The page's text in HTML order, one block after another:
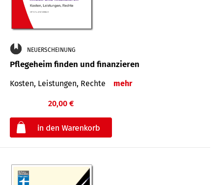
NEUERSCHEINUNG
Pflegeheim finden und finanzieren
Kosten, Leistungen, Rechte mehr
20,00 €